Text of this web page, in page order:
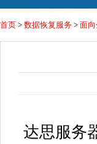
首页 > 数据恢复服务 > 面
达思服务